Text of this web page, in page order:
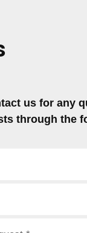
us for any
through the